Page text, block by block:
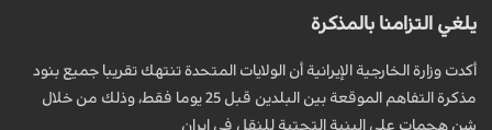
يلغي التزامنا بالمذكرة
أكدت وزارة الخارجية الإيرانية أن الولايات المتحدة تنتهك تقريبا جميع بنود
مذكرة التفاهم الموقعة بين البلدين قبل 25 يوما فقط، وذلك من خلال
شن هجمات على البنية التحتية للنقل في إيران